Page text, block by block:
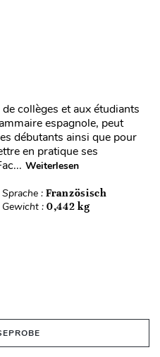
collèges et aux étudiants
espagnole, peut
débutants ainsi que pour
en pratique ses
Weiterlesen
Sprache : Französisch
Gewicht : 0,442 kg